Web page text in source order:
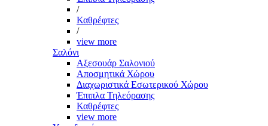
/
Καθρέφτες
/
view more
Σαλόνι
Αξεσουάρ Σαλονιού
Αποσμητικά Χώρου
Διαχωριστικά Εσωτερικού Χώρου
Έπιπλα Τηλεόρασης
Καθρέφτες
view more